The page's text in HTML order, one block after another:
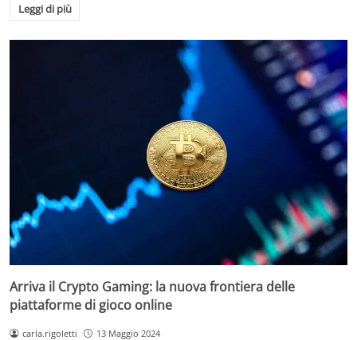
Leggi di più
Arriva il Crypto Gaming: la nuova frontiera delle
piattaforme di gioco online
carla.rigoletti 13 Maggio 2024